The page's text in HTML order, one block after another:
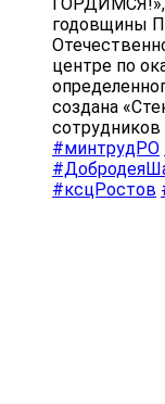
годовщины
центре по
создана
#минтрудРО
#ксцРостов